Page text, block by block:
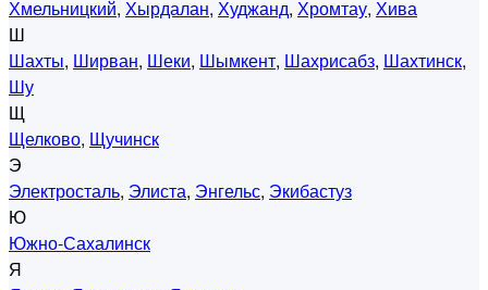
Хмельницкий, Хырдалан, Худжанд, Хромтау, Хива
Ш
Шахты, Ширван, Шеки, Шымкент, Шахрисабз, Шахтинск,
Шу
Щ
Щелково, Щучинск
Э
Электросталь, Элиста, Энгельс, Экибастуз
Ю
Южно-Сахалинск
Я